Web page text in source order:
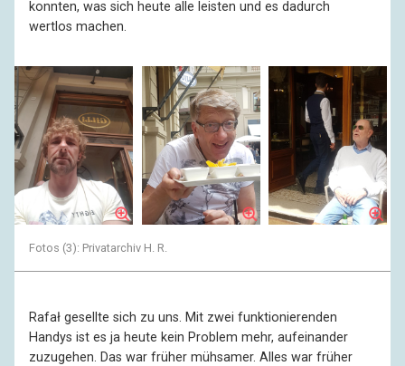
konnten, was sich heute alle leisten und es dadurch
wertlos machen.
Fotos (3): Privatarchiv H. R.
Rafał gesellte sich zu uns. Mit zwei funktionierenden
Handys ist es ja heute kein Problem mehr, aufeinander
zuzugehen. Das war früher mühsamer. Alles war früher